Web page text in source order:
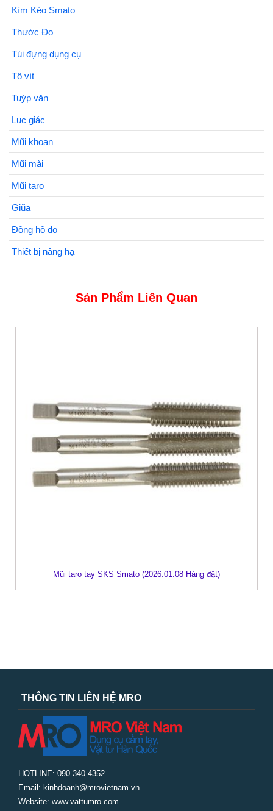
Kìm Kéo Smato
Thước Đo
Túi đựng dụng cụ
Tô vít
Tuýp vặn
Lục giác
Mũi khoan
Mũi mài
Mũi taro
Giũa
Đồng hồ đo
Thiết bị nâng hạ
Sản Phẩm Liên Quan
Mũi taro tay SKS Smato (2026.01.08 Hàng đặt)
THÔNG TIN LIÊN HỆ MRO
HOTLINE: 090 340 4352
Email: kinhdoanh@mrovietnam.vn
Website: www.vattumro.com